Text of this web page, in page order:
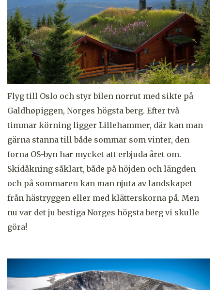
Flyg till Oslo och styr bilen norrut med sikte på
Galdhøpiggen, Norges högsta berg. Efter två
timmar körning ligger Lillehammer, där kan man
gärna stanna till både sommar som vinter, den
forna OS-byn har mycket att erbjuda året om.
Skidåkning såklart, både på höjden och längden
och på sommaren kan man njuta av landskapet
från hästryggen eller med klätterskorna på. Men
nu var det ju bestiga Norges högsta berg vi skulle
göra!